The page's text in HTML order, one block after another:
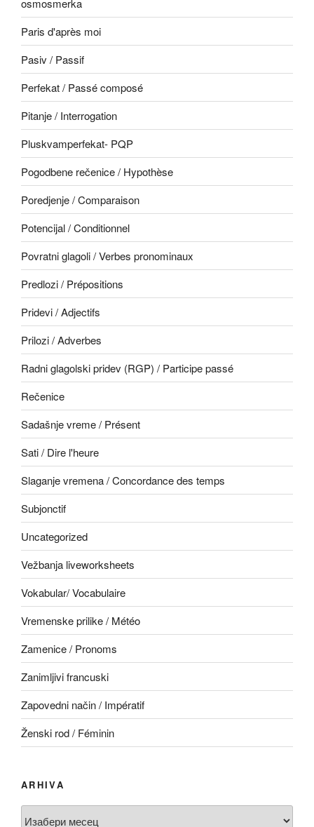
osmosmerka
Paris d'après moi
Pasiv / Passif
Perfekat / Passé composé
Pitanje / Interrogation
Pluskvamperfekat- PQP
Pogodbene rečenice / Hypothèse
Poredjenje / Comparaison
Potencijal / Conditionnel
Povratni glagoli / Verbes pronominaux
Predlozi / Prépositions
Pridevi / Adjectifs
Prilozi / Adverbes
Radni glagolski pridev (RGP) / Participe passé
Rečenice
Sadašnje vreme / Présent
Sati / Dire l'heure
Slaganje vremena / Concordance des temps
Subjonctif
Uncategorized
Vežbanja liveworksheets
Vokabular/ Vocabulaire
Vremenske prilike / Météo
Zamenice / Pronoms
Zanimljivi francuski
Zapovedni način / Impératif
Ženski rod / Féminin
ARHIVA